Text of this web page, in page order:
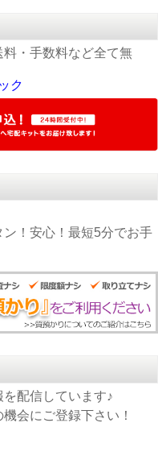
・手数料など全て無
ク
！安心！最短5分でお手
配信しています♪
会にご登録下さい！